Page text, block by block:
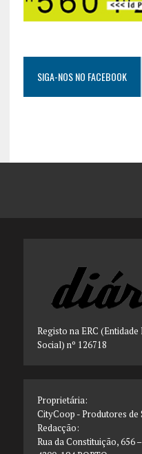
SIGA-NOS NO FACEBOOK
Registo na ERC
Social) nº 126718
Proprietária:
CityCoop - Produtores de
Redacção:
Rua da Constituição, 656